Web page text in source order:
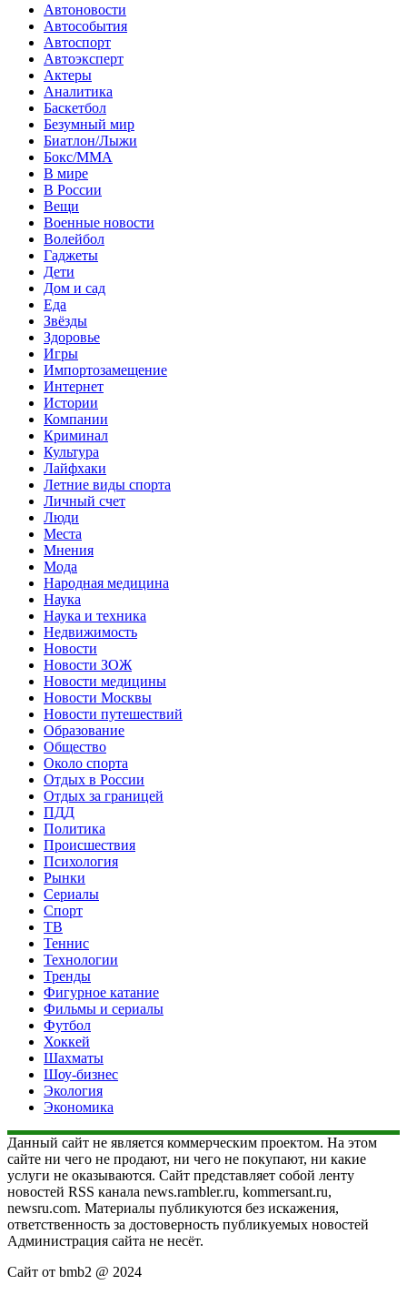
Автоновости
Автособытия
Автоспорт
Автоэксперт
Актеры
Аналитика
Баскетбол
Безумный мир
Биатлон/Лыжи
Бокс/MMA
В мире
В России
Вещи
Военные новости
Волейбол
Гаджеты
Дети
Дом и сад
Еда
Звёзды
Здоровье
Игры
Импортозамещение
Интернет
Истории
Компании
Криминал
Культура
Лайфхаки
Летние виды спорта
Личный счет
Люди
Места
Мнения
Мода
Народная медицина
Наука
Наука и техника
Недвижимость
Новости
Новости ЗОЖ
Новости медицины
Новости Москвы
Новости путешествий
Образование
Общество
Около спорта
Отдых в России
Отдых за границей
ПДД
Политика
Происшествия
Психология
Рынки
Сериалы
Спорт
ТВ
Теннис
Технологии
Тренды
Фигурное катание
Фильмы и сериалы
Футбол
Хоккей
Шахматы
Шоу-бизнес
Экология
Экономика
Данный сайт не является коммерческим проектом. На этом
сайте ни чего не продают, ни чего не покупают, ни какие
услуги не оказываются. Сайт представляет собой ленту
новостей RSS канала news.rambler.ru, kommersant.ru,
newsru.com. Материалы публикуются без искажения,
ответственность за достоверность публикуемых новостей
Администрация сайта не несёт.
Сайт от bmb2 @ 2024